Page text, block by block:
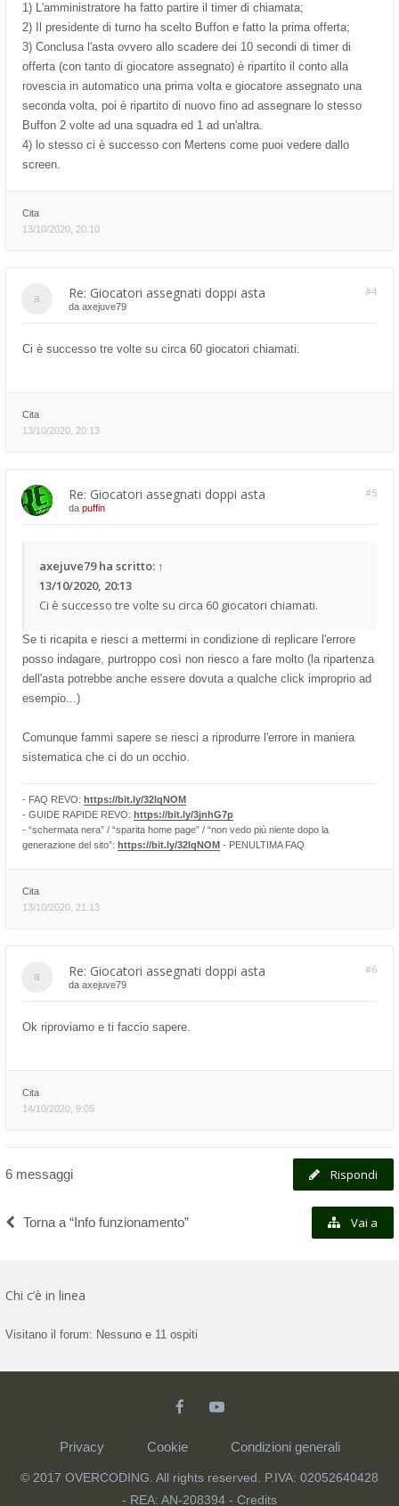
1) L'amministratore ha fatto partire il timer di chiamata;
2) Il presidente di turno ha scelto Buffon e fatto la prima offerta;
3) Conclusa l'asta ovvero allo scadere dei 10 secondi di timer di
offerta (con tanto di giocatore assegnato) è ripartito il conto alla
rovescia in automatico una prima volta e giocatore assegnato una
seconda volta, poi è ripartito di nuovo fino ad assegnare lo stesso
Buffon 2 volte ad una squadra ed 1 ad un'altra.
4) lo stesso ci è successo con Mertens come puoi vedere dallo
screen.
Cita
13/10/2020, 20:10
Re: Giocatori assegnati doppi asta #4
da axejuve79
Ci è successo tre volte su circa 60 giocatori chiamati.
Cita
13/10/2020, 20:13
Re: Giocatori assegnati doppi asta #5
da puffin
axejuve79ha scritto: ↑
13/10/2020, 20:13
Ci è successo tre volte su circa 60 giocatori chiamati.
Se ti ricapita e riesci a mettermi in condizione di replicare l'errore
posso indagare, purtroppo così non riesco a fare molto (la ripartenza
dell'asta potrebbe anche essere dovuta a qualche click improprio ad
esempio...)
Comunque fammi sapere se riesci a riprodurre l'errore in maniera
sistematica che ci do un occhio.
- FAQ REVO: https://bit.ly/32lqNOM
- GUIDE RAPIDE REVO: https://bit.ly/3jnhG7p
- “schermata nera” / “sparita home page” / “non vedo più niente dopo la
generazione del sito”: https://bit.ly/32lqNOM - PENULTIMA FAQ
Cita
13/10/2020, 21:13
Re: Giocatori assegnati doppi asta #6
da axejuve79
Ok riproviamo e ti faccio sapere.
Cita
14/10/2020, 9:05
6 messaggi Rispondi
Torna a “Info funzionamento” Vai a
Chi c’è in linea
Visitano il forum: Nessuno e 11 ospiti
Privacy Cookie Condizioni generali
© 2017 OVERCODING. All rights reserved. P.IVA: 02052640428
- REA: AN-208394 - Credits